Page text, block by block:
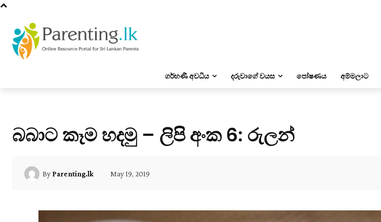
ගර්භණී අවධිය දරුවාගේ වයස පෝෂණය අම්මලාට
බබාට කෑම හදමු – ලිපි අංක 6: රුලන්
By Parenting.lk May 19, 2019